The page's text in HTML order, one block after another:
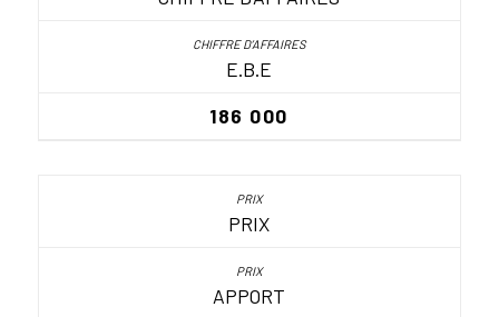
E.B.E
186 000
PRIX
APPORT